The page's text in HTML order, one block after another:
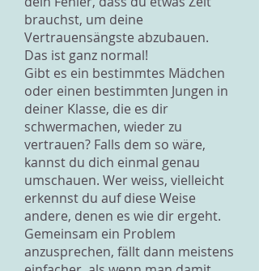
brauchst, um deine
Vertrauensängste abzubauen.
Das ist ganz normal!
Gibt es ein bestimmtes Mädchen
oder einen bestimmten Jungen in
deiner Klasse, die es dir
schwermachen, wieder zu
vertrauen? Falls dem so wäre,
kannst du dich einmal genau
umschauen. Wer weiss, vielleicht
erkennst du auf diese Weise
andere, denen es wie dir ergeht.
Gemeinsam ein Problem
anzusprechen, fällt dann meistens